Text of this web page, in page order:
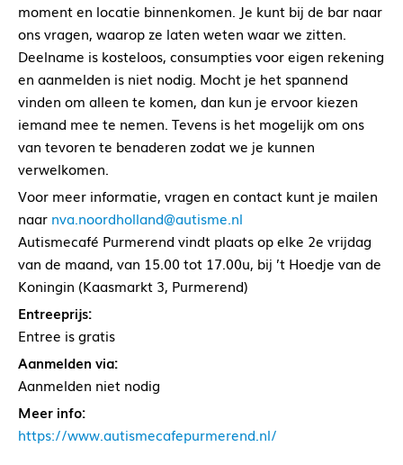
moment en locatie binnenkomen. Je kunt bij de bar naar
ons vragen, waarop ze laten weten waar we zitten.
Deelname is kosteloos, consumpties voor eigen rekening
en aanmelden is niet nodig. Mocht je het spannend
vinden om alleen te komen, dan kun je ervoor kiezen
iemand mee te nemen. Tevens is het mogelijk om ons
van tevoren te benaderen zodat we je kunnen
verwelkomen.
Voor meer informatie, vragen en contact kunt je mailen
naar nva.noordholland@autisme.nl
Autismecafé Purmerend vindt plaats op elke 2e vrijdag
van de maand, van 15.00 tot 17.00u, bij ’t Hoedje van de
Koningin (Kaasmarkt 3, Purmerend)
Entreeprijs:
Entree is gratis
Aanmelden via:
Aanmelden niet nodig
Meer info:
https://www.autismecafepurmerend.nl/